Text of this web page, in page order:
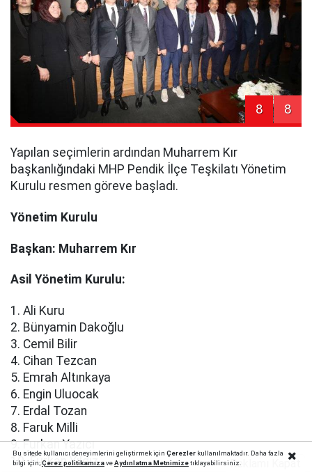
8 8
Yapılan seçimlerin ardından Muharrem Kır
başkanlığındaki MHP Pendik İlçe Teşkilatı Yönetim
Kurulu resmen göreve başladı.
Yönetim Kurulu
Başkan: Muharrem Kır
Asil Yönetim Kurulu:
1. Ali Kuru
2. Bünyamin Dakoğlu
3. Cemil Bilir
4. Cihan Tezcan
5. Emrah Altınkaya
6. Engin Uluocak
7. Erdal Tozan
8. Faruk Milli
9. Furkan Yazıcı
10. Furkan Yıldız
Bu sitede kullanıcı deneyimlerini geliştirmek için Çerezlerkullanılmaktadır. Daha fazla
bilgi için;Çerez politikamızaveAydınlatma Metnimizetıklayabilirsiniz.Reklamı Kapat